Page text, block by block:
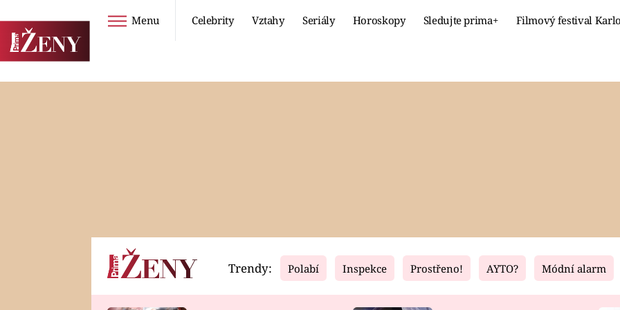
Menu Celebrity Vztahy Seriály Horoskopy Sledujte prima+ Filmový festival
Horoskopy Video Fresh Living
Trendy: Polabí Inspekce Prostřeno! AYTO? Módní alarm